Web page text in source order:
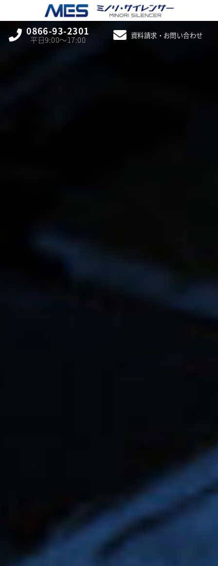
0866-93-2301
平日9:00〜17:00 資料請求・お問い合わせ